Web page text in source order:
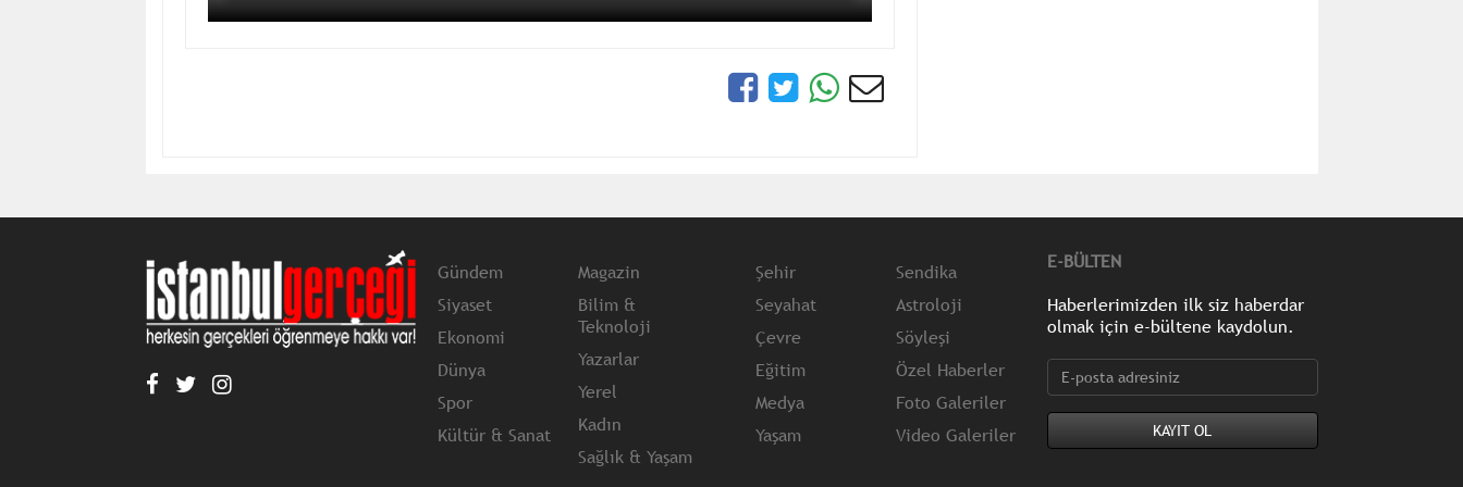
Gündem
Siyaset
Ekonomi
Dünya
Spor
Kültür & Sanat
Magazin
Bilim &
Teknoloji
Yazarlar
Yerel
Kadın
Sağlık & Yaşam
Şehir
Seyahat
Çevre
Eğitim
Medya
Yaşam
Sendika
Astroloji
Söyleşi
Özel Haberler
Foto Galeriler
Video Galeriler
E-BÜLTEN
Haberlerimizden ilk siz haberdar
olmak için e-bültene kaydolun.